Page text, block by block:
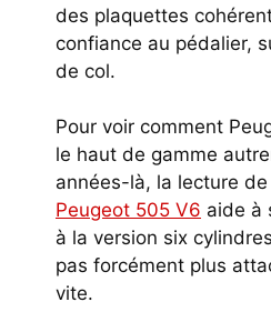
des plaquettes
confiance au pédalier,
de col.
Pour voir comment
le haut de gamme
années-là, la lecture de
Peugeot 505 V6 aide à
à la version six
pas forcément plus
vite.